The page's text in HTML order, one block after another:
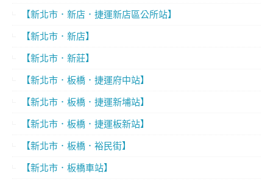
【新北市．新店．捷運新店區公所站】
【新北市．新店】
【新北市．新莊】
【新北市．板橋．捷運府中站】
【新北市．板橋．捷運新埔站】
【新北市．板橋．捷運板新站】
【新北市．板橋．裕民街】
【新北市．板橋車站】